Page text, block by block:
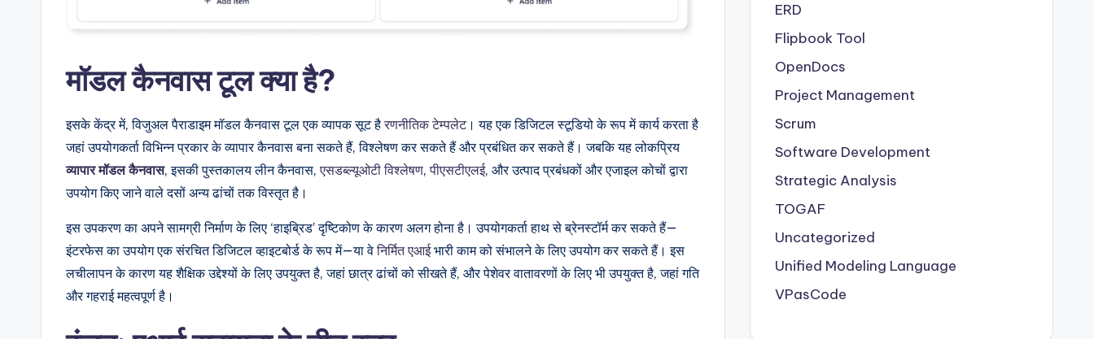
it
si
मॉडल कैनवास टूल क्या है?
इसके केंद्र में, विजुअल पैराडाइम मॉडल कैनवास टूल एक व्यापक सूट हैरणनीतिक टेम्पलेट। यह एक डिजिटल स्टूडियो के रूप में कार्य करता है
जहां उपयोगकर्ता विभिन्न प्रकार के व्यापार कैनवास बना सकते हैं, विश्लेषण कर सकते हैं और प्रबंधित कर सकते हैं। जबकि यह लोकप्रिय
व्यापार मॉडल कैनवास, इसकी पुस्तकालय लीन कैनवास,एसडब्ल्यूओटी विश्लेषण,पीएसटीएलई, और उत्पाद प्रबंधकों और एजाइल कोचों द्वारा
उपयोग किए जाने वाले दसों अन्य ढांचों तक विस्तृत है।
इस उपकरण का अपने सामग्री निर्माण के लिए ‘हाइब्रिड’ दृष्टिकोण के कारण अलग होना है। उपयोगकर्ता हाथ से ब्रेनस्टॉर्म कर सकते हैं—
इंटरफेस का उपयोग एक संरचित डिजिटल व्हाइटबोर्ड के रूप में—या वेनिर्मित एआईभारी काम को संभालने के लिए उपयोग कर सकते हैं। इस
लचीलापन के कारण यह शैक्षिक उद्देश्यों के लिए उपयुक्त है, जहां छात्र ढांचों को सीखते हैं, और पेशेवर वातावरणों के लिए भी उपयुक्त है, जहां गति
और गहराई महत्वपूर्ण है।
ERD
Flipbook Tool
OpenDocs
Project Management
Scrum
Software Development
Strategic Analysis
TOGAF
Uncategorized
Unified Modeling Language
VPasCode